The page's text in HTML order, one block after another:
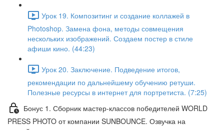
Урок 19. Композитинг и создание коллажей в
Photoshop. Замена фона, методы совмещения
нескольких изображений. Создаем постер в стиле
афиши кино. (44:23)
Урок 20. Заключение. Подведение итогов,
рекомендации по дальнейшему обучению ретуши.
Полезные ресурсы в интернет для портретиста. (7:25)
Бонус 1. Сборник мастер-классов победителей WORLD
PRESS PHOTO от компании SUNBOUNCE. Озвучка на